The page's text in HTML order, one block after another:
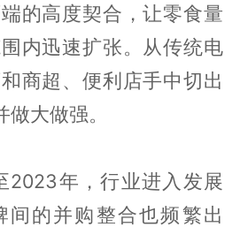
的高度契合，让零食量
内迅速扩张。从传统电
商超、便利店手中切出
做大做强。
2023年，行业进入发展
间的并购整合也频繁出